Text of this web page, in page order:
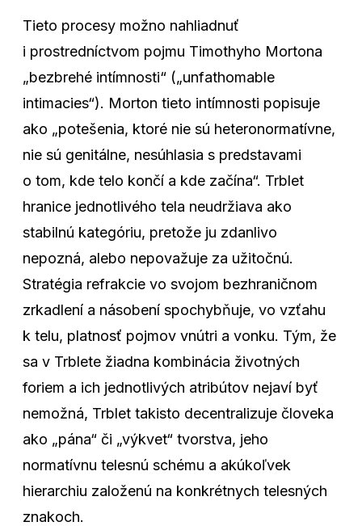
Tieto procesy možno nahliadnuť
i prostredníctvom pojmu Timothyho Mortona
„bezbrehé intímnosti“ („unfathomable
intimacies“). Morton tieto intímnosti popisuje
ako „potešenia, ktoré nie sú heteronormatívne,
nie sú genitálne, nesúhlasia s predstavami
o tom, kde telo končí a kde začína“. Trblet
hranice jednotlivého tela neudržiava ako
stabilnú kategóriu, pretože ju zdanlivo
nepozná, alebo nepovažuje za užitočnú.
Stratégia refrakcie vo svojom bezhraničnom
zrkadlení a násobení spochybňuje, vo vzťahu
k telu, platnosť pojmov vnútri a vonku. Tým, že
sa v Trblete žiadna kombinácia životných
foriem a ich jednotlivých atribútov nejaví byť
nemožná, Trblet takisto decentralizuje človeka
ako „pána“ či „výkvet“ tvorstva, jeho
normatívnu telesnú schému a akúkoľvek
hierarchiu založenú na konkrétnych telesných
znakoch.